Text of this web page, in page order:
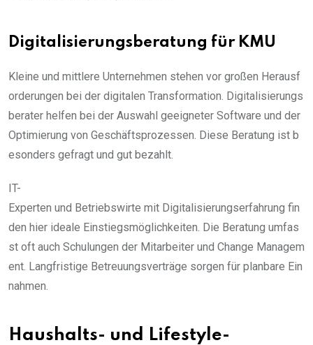
Digitalisierungsberatung für KMU
Kleine und mittlere Unternehmen stehen vor großen Herausf
orderungen bei der digitalen Transformation. Digitalisierungs
berater helfen bei der Auswahl geeigneter Software und der
Optimierung von Geschäftsprozessen. Diese Beratung ist b
esonders gefragt und gut bezahlt.
IT-
Experten und Betriebswirte mit Digitalisierungserfahrung fin
den hier ideale Einstiegsmöglichkeiten. Die Beratung umfas
st oft auch Schulungen der Mitarbeiter und Change Managem
ent. Langfristige Betreuungsverträge sorgen für planbare Ein
nahmen.
Haushalts- und Lifestyle-